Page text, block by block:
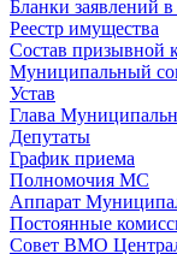
Бланки
Реестр имущества
Состав
Муниципальный
Устав
Глава
Депутаты
График приема
Полномочия МС
Аппарат
Постоянные
Совет ВМО